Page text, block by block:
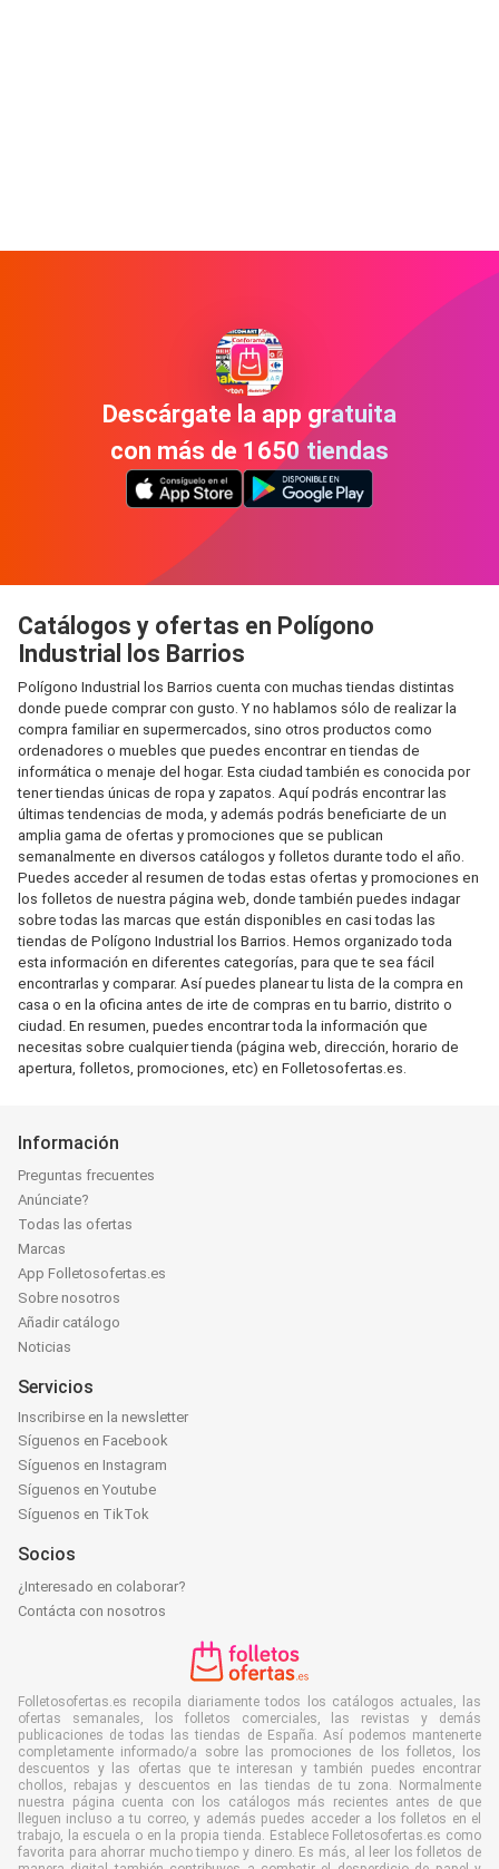
Descárgate la app gratuita
con más de 1650 tiendas
Catálogos y ofertas en Polígono
Industrial los Barrios
Polígono Industrial los Barrios cuenta con muchas tiendas distintas
donde puede comprar con gusto. Y no hablamos sólo de realizar la
compra familiar en supermercados, sino otros productos como
ordenadores o muebles que puedes encontrar en tiendas de
informática o menaje del hogar. Esta ciudad también es conocida por
tener tiendas únicas de ropa y zapatos. Aquí podrás encontrar las
últimas tendencias de moda, y además podrás beneficiarte de un
amplia gama de ofertas y promociones que se publican
semanalmente en diversos catálogos y folletos durante todo el año.
Puedes acceder al resumen de todas estas ofertas y promociones en
los folletos de nuestra página web, donde también puedes indagar
sobre todas las marcas que están disponibles en casi todas las
tiendas de Polígono Industrial los Barrios. Hemos organizado toda
esta información en diferentes categorías, para que te sea fácil
encontrarlas y comparar. Así puedes planear tu lista de la compra en
casa o en la oficina antes de irte de compras en tu barrio, distrito o
ciudad. En resumen, puedes encontrar toda la información que
necesitas sobre cualquier tienda (página web, dirección, horario de
apertura, folletos, promociones, etc) en Folletosofertas.es.
Información
Preguntas frecuentes
Anúnciate?
Todas las ofertas
Marcas
App Folletosofertas.es
Sobre nosotros
Añadir catálogo
Noticias
Servicios
Inscribirse en la newsletter
Síguenos en Facebook
Síguenos en Instagram
Síguenos en Youtube
Síguenos en TikTok
Socios
¿Interesado en colaborar?
Contácta con nosotros
Folletosofertas.es recopila diariamente todos los catálogos actuales, las
ofertas semanales, los folletos comerciales, las revistas y demás
publicaciones de todas las tiendas de España. Así podemos mantenerte
completamente informado/a sobre las promociones de los folletos, los
descuentos y las ofertas que te interesan y también puedes encontrar
chollos, rebajas y descuentos en las tiendas de tu zona. Normalmente
nuestra página cuenta con los catálogos más recientes antes de que
lleguen incluso a tu correo, y además puedes acceder a los folletos en el
trabajo, la escuela o en la propia tienda. Establece Folletosofertas.es como
favorita para ahorrar mucho tiempo y dinero. Es más, al leer los folletos de